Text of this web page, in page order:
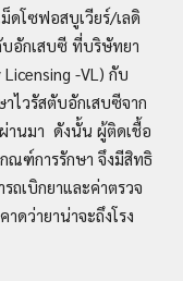
ดโซฟอสบูเวียร์/เลดิ
บอักเสบซี ที่บริษัทยา
-VL) กับ
ไวรัสตับอักเสบซีจาก
านมา ดังนั้น ผู้ติดเชื้อ
ณฑ์การรักษา จึงมีสิทธิ
ถเบิกยาและค่าตรวจ
ดว่ายาน่าจะถึงโรง